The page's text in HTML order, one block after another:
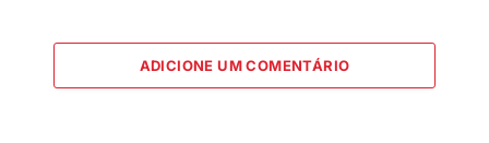
ADICIONE UM COMENTÁRIO